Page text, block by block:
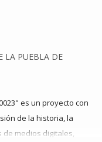
LA PUEBLA DE
es un proyecto con
de la historia, la
medios digitales,